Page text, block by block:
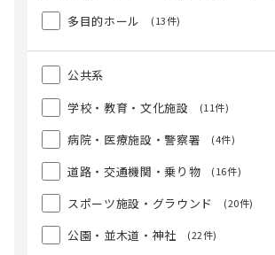
多目的ホール (13件)
公共系
学校・教育・文化施設
(11件)
病院・医療施設・警察署 (4件)
道路・交通機関・乗り物 (16件)
スポーツ施設・グラウンド (20件)
公園・並木道・神社 (22件)